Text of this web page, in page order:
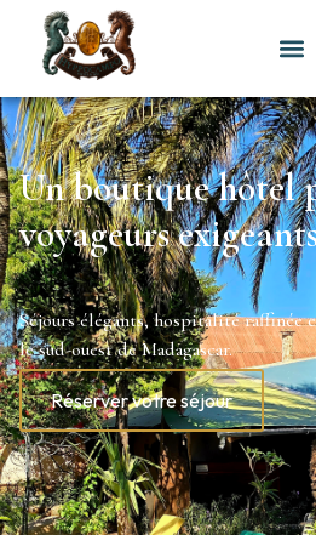
Un boutique hôtel
voyageurs
Séjours élégants, hospitalité raffinée
le sud-ouest de Madagascar.
Réserver votre séjour